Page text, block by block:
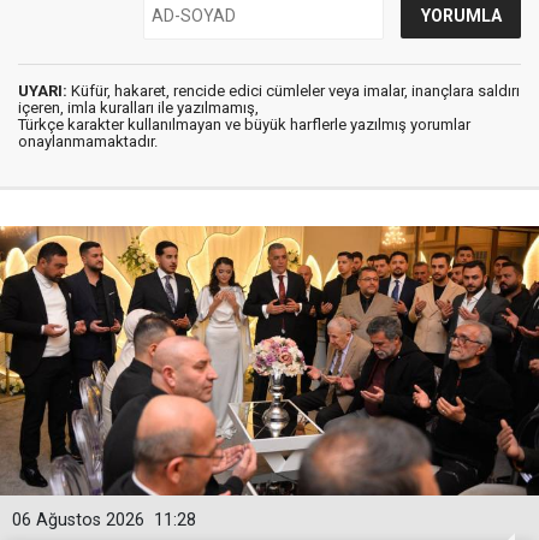
UYARI: Küfür, hakaret, rencide edici cümleler veya imalar, inançlara saldırı
içeren, imla kuralları ile yazılmamış,
Türkçe karakter kullanılmayan ve büyük harflerle yazılmış yorumlar
onaylanmamaktadır.
11:28
06 Ağustos 2026